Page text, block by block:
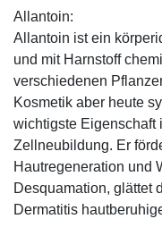
Allantoin:
Allantoin ist ein
und mit Harnstoff
verschiedenen
Kosmetik aber heute
wichtigste Eigenschaft
Zellneubildung. Er
Hautregeneration und
Desquamation, glättet
Dermatitis